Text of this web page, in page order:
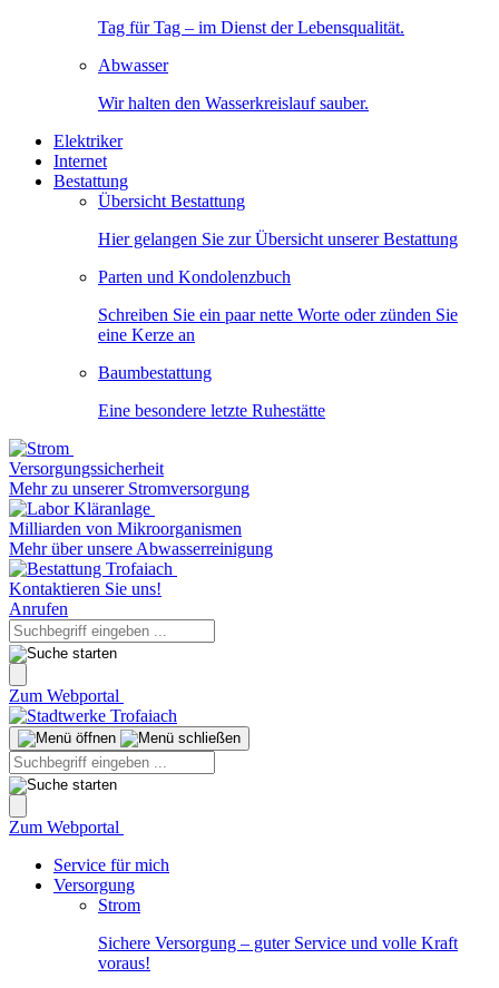
Tag für Tag – im Dienst der Lebensqualität.
Abwasser
Wir halten den Wasserkreislauf sauber.
Elektriker
Internet
Bestattung
Übersicht Bestattung
Hier gelangen Sie zur Übersicht unserer Bestattung
Parten und Kondolenzbuch
Schreiben Sie ein paar nette Worte oder zünden Sie
eine Kerze an
Baumbestattung
Eine besondere letzte Ruhestätte
Versorgungssicherheit
Mehr zu unserer Stromversorgung
Milliarden von Mikroorganismen
Mehr über unsere Abwasserreinigung
Kontaktieren Sie uns!
Anrufen
Zum Webportal
Zum Webportal
Service für mich
Versorgung
Strom
Sichere Versorgung – guter Service und volle Kraft
voraus!